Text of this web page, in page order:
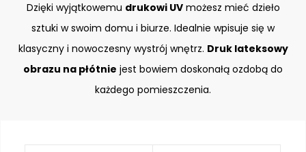
Dzięki wyjątkowemu drukowi UVmożesz mieć dzieło
sztuki w swoim domu i biurze. Idealnie wpisuje się w
klasyczny i nowoczesny wystrój wnętrz. Druk lateksowy
obrazu na płótnie jest bowiem doskonałą ozdobą do
każdego pomieszczenia.